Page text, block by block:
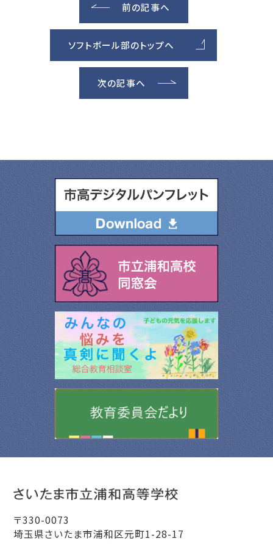
前の記事へ
ソフトボール部のトップへ
次の記事へ
〒330-0073
埼玉県さいたま市浦和区元町1-28-17